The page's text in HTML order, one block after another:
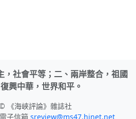
，社會平等；二、兩岸整合，祖國
興中華，世界和平。
《海峽評論》雜誌社
子信箱 sreview@ms47.hinet.net